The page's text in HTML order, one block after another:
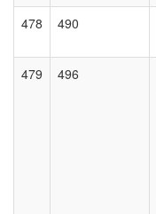
478 490
479 496